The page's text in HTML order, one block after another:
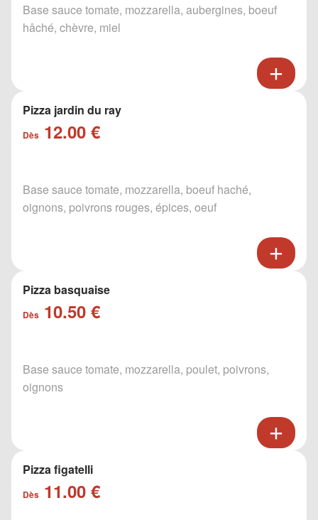
Base sauce tomate, mozzarella, aubergines, boeuf
hâché, chèvre, miel
Pizza jardin du ray
Dès 12.00 €
Base sauce tomate, mozzarella, boeuf haché,
oignons, poivrons rouges, épices, oeuf
Pizza basquaise
Dès 10.50 €
Base sauce tomate, mozzarella, poulet, poivrons,
oignons
Pizza figatelli
Dès 11.00 €